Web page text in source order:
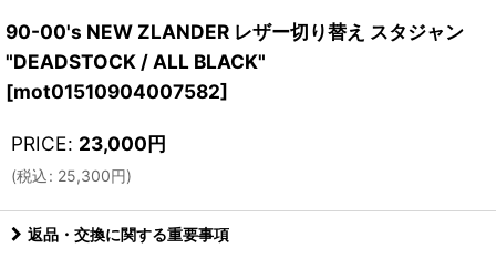
90-00's NEW ZLANDER レザー切り替え スタジャン
"DEADSTOCK / ALL BLACK"
[mot01510904007582]
PRICE: 23,000円
(税込: 25,300円)
返品・交換に関する重要事項